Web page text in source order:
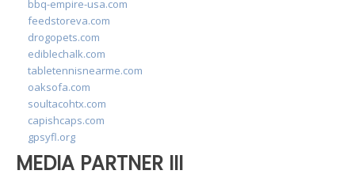
bbq-empire-usa.com
feedstoreva.com
drogopets.com
ediblechalk.com
tabletennisnearme.com
oaksofa.com
soultacohtx.com
capishcaps.com
gpsyfl.org
MEDIA PARTNER III